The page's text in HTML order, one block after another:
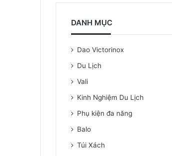
DANH MỤC
Dao Victorinox
Du Lịch
Vali
Kinh Nghiệm Du Lịch
Phụ kiện đa năng
Balo
Túi Xách